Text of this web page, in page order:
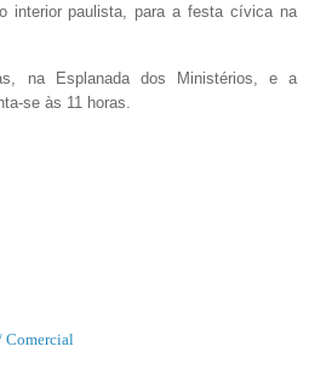
interior paulista, para a festa cívica na
na Esplanada dos Ministérios, e a
se às 11 horas.
Comercial